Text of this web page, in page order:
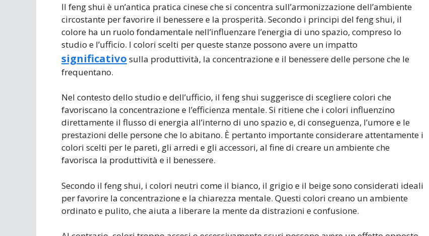
Il feng shui è un’antica pratica cinese che si concentra sull’armonizzazione dell’ambiente
circostante per favorire il benessere e la prosperità. Secondo i principi del feng shui, il
colore ha un ruolo fondamentale nell’influenzare l’energia di uno spazio, compreso lo
studio e l’ufficio. I colori scelti per queste stanze possono avere un impatto
significativo sulla produttività, la concentrazione e il benessere delle persone che le
frequentano.
Nel contesto dello studio e dell’ufficio, il feng shui suggerisce di scegliere colori che
favoriscano la concentrazione e l’efficienza mentale. Si ritiene che i colori influenzino
direttamente il flusso di energia all’interno di uno spazio e, di conseguenza, l’umore e le
prestazioni delle persone che lo abitano. È pertanto importante considerare attentamente i
colori scelti per le pareti, gli arredi e gli accessori, al fine di creare un ambiente che
favorisca la produttività e il benessere.
Secondo il feng shui, i colori neutri come il bianco, il grigio e il beige sono considerati ideali
per favorire la concentrazione e la chiarezza mentale. Questi colori creano un ambiente
ordinato e pulito, che aiuta a liberare la mente da distrazioni e confusione.